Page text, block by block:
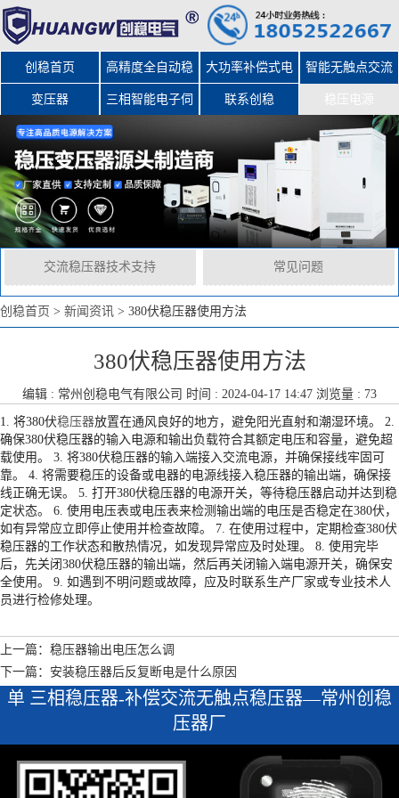
创稳首页 高精度全自动稳
压器
大功率补偿式电
力稳压器
智能无触点交流
变压器 三相智能电子伺 联系创稳
交流稳压器技术支持 常见问题
创稳首页 > 新闻资讯 > 380伏稳压器使用方法
380伏稳压器使用方法
编辑 : 常州创稳电气有限公司 时间 : 2024-04-17 14:47 浏览量 : 73
1. 将380伏稳压器放置在通风良好的地方，避免阳光直射和潮湿环境。 2.
确保380伏稳压器的输入电源和输出负载符合其额定电压和容量，避免超
载使用。 3. 将380伏稳压器的输入端接入交流电源，并确保接线牢固可
靠。 4. 将需要稳压的设备或电器的电源线接入稳压器的输出端，确保接
线正确无误。 5. 打开380伏稳压器的电源开关，等待稳压器启动并达到稳
定状态。 6. 使用电压表或电压表来检测输出端的电压是否稳定在380伏，
如有异常应立即停止使用并检查故障。 7. 在使用过程中，定期检查380伏
稳压器的工作状态和散热情况，如发现异常应及时处理。 8. 使用完毕
后，先关闭380伏稳压器的输出端，然后再关闭输入端电源开关，确保安
全使用。 9. 如遇到不明问题或故障，应及时联系生产厂家或专业技术人
员进行检修处理。
上一篇：稳压器输出电压怎么调
下一篇：安装稳压器后反复断电是什么原因
单 三相稳压器-补偿交流无触点稳压器—常州创稳
压器厂